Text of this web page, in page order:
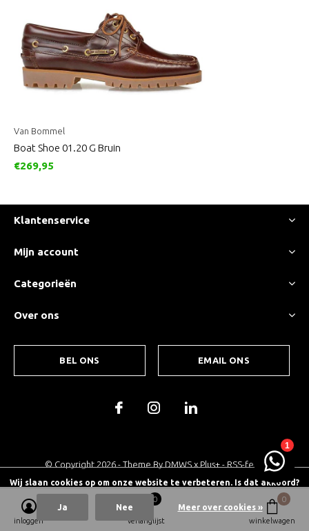
Van Bommel
Boat Shoe 01.20 G Bruin
€269,95
Klantenservice
Mijn account
Categorieën
Over ons
BEL ONS EMAIL ONS
© Copyright 2026- Theme By DMWSx Plus+- RSS-feed
inloggen verlanglijst
0
winkelwagen
0
Wij slaan cookies op om onze website te verbeteren. Is dat akkoord?
Ja Nee Meer over cookies »